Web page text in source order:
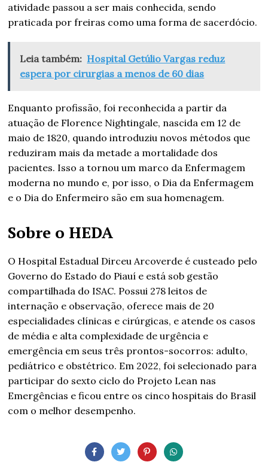
atividade passou a ser mais conhecida, sendo
praticada por freiras como uma forma de sacerdócio.
Leia também: Hospital Getúlio Vargas reduz
espera por cirurgias a menos de 60 dias
Enquanto profissão, foi reconhecida a partir da
atuação de Florence Nightingale, nascida em 12 de
maio de 1820, quando introduziu novos métodos que
reduziram mais da metade a mortalidade dos
pacientes. Isso a tornou um marco da Enfermagem
moderna no mundo e, por isso, o Dia da Enfermagem
e o Dia do Enfermeiro são em sua homenagem.
Sobre o HEDA
O Hospital Estadual Dirceu Arcoverde é custeado pelo
Governo do Estado do Piauí e está sob gestão
compartilhada do ISAC. Possui 278 leitos de
internação e observação, oferece mais de 20
especialidades clínicas e cirúrgicas, e atende os casos
de média e alta complexidade de urgência e
emergência em seus três prontos-socorros: adulto,
pediátrico e obstétrico. Em 2022, foi selecionado para
participar do sexto ciclo do Projeto Lean nas
Emergências e ficou entre os cinco hospitais do Brasil
com o melhor desempenho.